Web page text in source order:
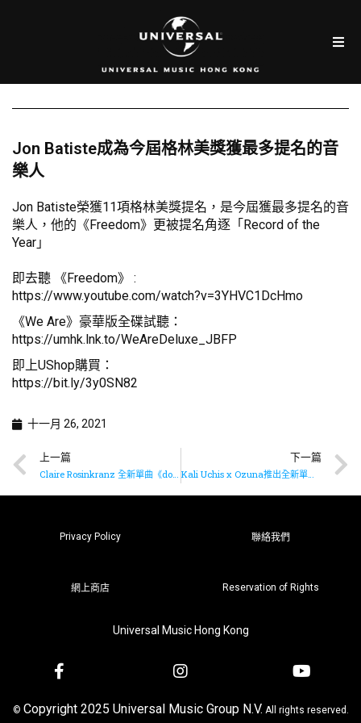
Jon Batiste成為今屆格林美獎獲最多提名的音
樂人
Jon Batiste榮獲11項格林美獎提名，是今屆獲最多提名的音
樂人，他的《Freedom》更被提名角逐「Record of the
Year」
即去聽 《Freedom》 :
https://www.youtube.com/watch?v=3YHVC1DcHmo
《We Are》豪華版全碟試聽：
https://umhk.lnk.to/WeAreDeluxe_JBFP
即上UShop購買：
https://bit.ly/3y0SN82
十一月 26, 2021
上一篇
Claire Rosinkranz 全新單曲《don’t miss me》現已推出
下一篇
Kali Uchis x Ozuna推出全新單曲《Another Day In America》
Privacy Policy 聯絡我們
網上商店 Reservation of Rights
Universal Music Hong Kong
© Copyright 2025 Universal Music Group N.V. All rights reserved.